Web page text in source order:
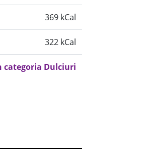
369 kCal
322 kCal
categoria Dulciuri